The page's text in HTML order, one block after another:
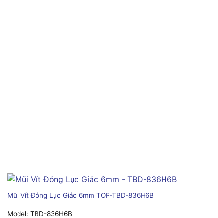
Mũi Vít Đóng Lục Giác 6mm TOP-TBD-836H6B
Model: TBD-836H6B